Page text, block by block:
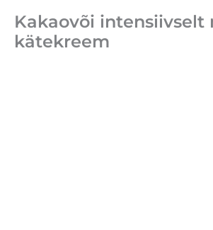
Kakaovõi intensiivselt
kätekreem